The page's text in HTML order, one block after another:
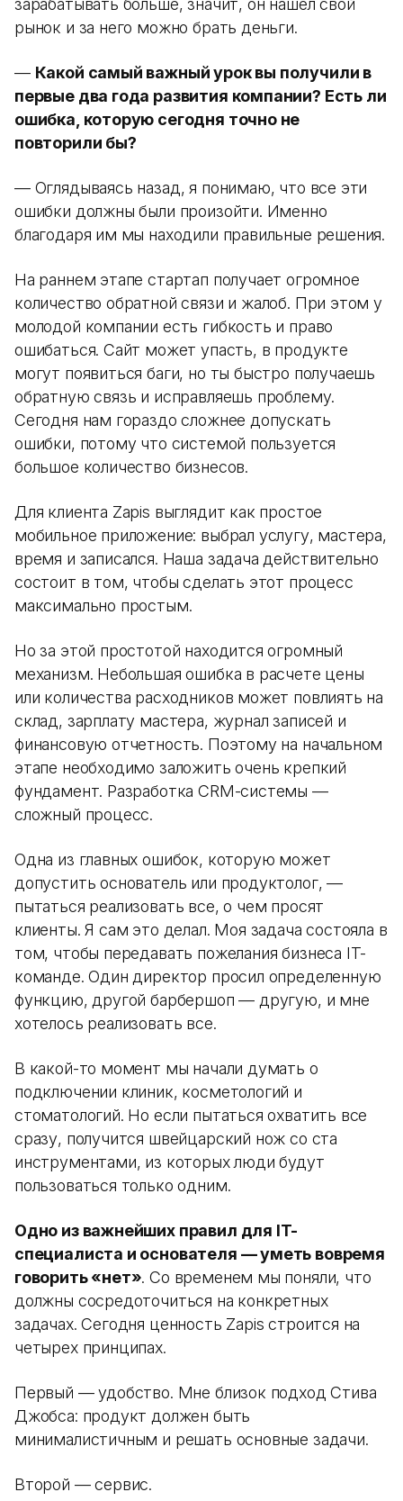
зарабатывать больше, значит, он нашел свой
рынок и за него можно брать деньги.
— Какой самый важный урок вы получили в
первые два года развития компании? Есть ли
ошибка, которую сегодня точно не
повторили бы?
— Оглядываясь назад, я понимаю, что все эти
ошибки должны были произойти. Именно
благодаря им мы находили правильные решения.
На раннем этапе стартап получает огромное
количество обратной связи и жалоб. При этом у
молодой компании есть гибкость и право
ошибаться. Сайт может упасть, в продукте
могут появиться баги, но ты быстро получаешь
обратную связь и исправляешь проблему.
Сегодня нам гораздо сложнее допускать
ошибки, потому что системой пользуется
большое количество бизнесов.
Для клиента Zapis выглядит как простое
мобильное приложение: выбрал услугу, мастера,
время и записался. Наша задача действительно
состоит в том, чтобы сделать этот процесс
максимально простым.
Но за этой простотой находится огромный
механизм. Небольшая ошибка в расчете цены
или количества расходников может повлиять на
склад, зарплату мастера, журнал записей и
финансовую отчетность. Поэтому на начальном
этапе необходимо заложить очень крепкий
фундамент. Разработка CRM-системы —
сложный процесс.
Одна из главных ошибок, которую может
допустить основатель или продуктолог, —
пытаться реализовать все, о чем просят
клиенты. Я сам это делал. Моя задача состояла в
том, чтобы передавать пожелания бизнеса IT-
команде. Один директор просил определенную
функцию, другой барбершоп — другую, и мне
хотелось реализовать все.
В какой-то момент мы начали думать о
подключении клиник, косметологий и
стоматологий. Но если пытаться охватить все
сразу, получится швейцарский нож со ста
инструментами, из которых люди будут
пользоваться только одним.
Одно из важнейших правил для IT-
специалиста и основателя — уметь вовремя
говорить «нет». Со временем мы поняли, что
должны сосредоточиться на конкретных
задачах. Сегодня ценность Zapis строится на
четырех принципах.
Первый — удобство. Мне близок подход Стива
Джобса: продукт должен быть
минималистичным и решать основные задачи.
Второй — сервис.